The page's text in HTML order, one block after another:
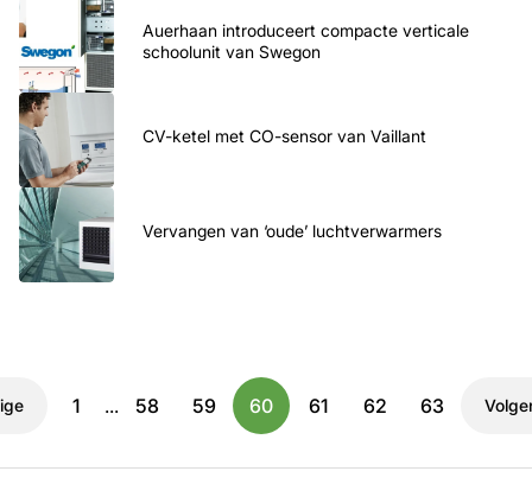
Auerhaan introduceert compacte verticale
schoolunit van Swegon
CV-ketel met CO-sensor van Vaillant
Vervangen van ‘oude’ luchtverwarmers
1 ... 58 59 60 61 62 63